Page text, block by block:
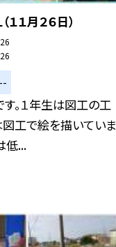
１月２６日）
。１年生は図工の工
工で絵を描いていま
低...